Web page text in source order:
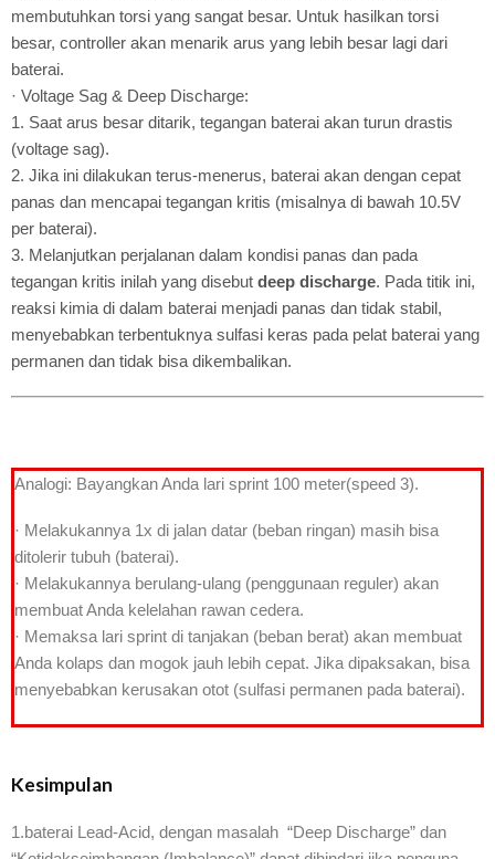
membutuhkan torsi yang sangat besar. Untuk hasilkan torsi
besar, controller akan menarik arus yang lebih besar lagi dari
baterai.
· Voltage Sag & Deep Discharge:
1. Saat arus besar ditarik, tegangan baterai akan turun drastis
(voltage sag).
2. Jika ini dilakukan terus-menerus, baterai akan dengan cepat
panas dan mencapai tegangan kritis (misalnya di bawah 10.5V
per baterai).
3. Melanjutkan perjalanan dalam kondisi panas dan pada
tegangan kritis inilah yang disebut deep discharge. Pada titik ini,
reaksi kimia di dalam baterai menjadi panas dan tidak stabil,
menyebabkan terbentuknya sulfasi keras pada pelat baterai yang
permanen dan tidak bisa dikembalikan.
Analogi: Bayangkan Anda lari sprint 100 meter(speed 3).
· Melakukannya 1x di jalan datar (beban ringan) masih bisa
ditolerir tubuh (baterai).
· Melakukannya berulang-ulang (penggunaan reguler) akan
membuat Anda kelelahan rawan cedera.
· Memaksa lari sprint di tanjakan (beban berat) akan membuat
Anda kolaps dan mogok jauh lebih cepat. Jika dipaksakan, bisa
menyebabkan kerusakan otot (sulfasi permanen pada baterai).
Kesimpulan
1.baterai Lead-Acid, dengan masalah “Deep Discharge” dan